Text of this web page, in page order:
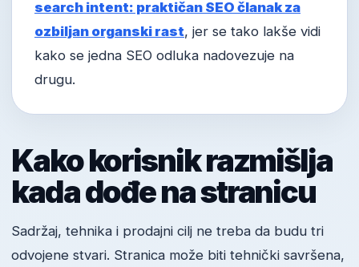
search intent: praktičan SEO članak za
ozbiljan organski rast, jer se tako lakše vidi
kako se jedna SEO odluka nadovezuje na
drugu.
Kako korisnik razmišlja
kada dođe na stranicu
Sadržaj, tehnika i prodajni cilj ne treba da budu tri
odvojene stvari. Stranica može biti tehnički savršena,